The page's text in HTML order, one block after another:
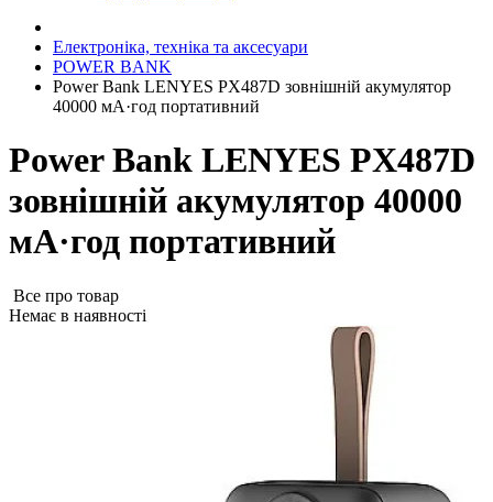
Електроніка, техніка та аксесуари
POWER BANK
Power Bank LENYES PX487D зовнішній акумулятор
40000 мА·год портативний
Power Bank LENYES PX487D
зовнішній акумулятор 40000
мА·год портативний
Все про товар
Немає в наявності